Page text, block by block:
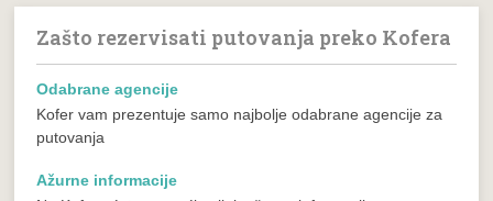
Zašto rezervisati putovanja preko Kofera
Odabrane agencije
Kofer vam prezentuje samo najbolje odabrane agencije za
putovanja
Ažurne informacije